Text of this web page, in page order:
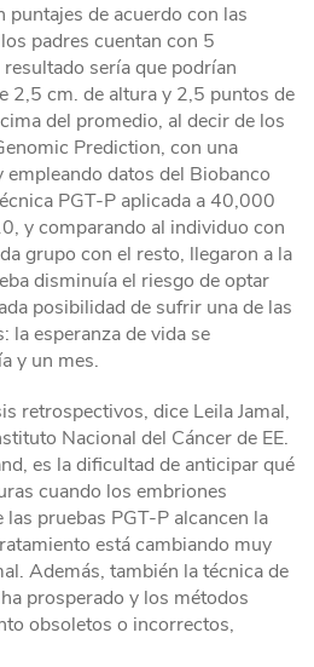
de acuerdo con las
padres cuentan con 5
sería que podrían
2,5 cm. de altura y 2,5 puntos de
del promedio, al decir de los
Prediction, con una
datos del Biobanco
PGT-P aplicada a 40,000
y comparando al individuo con
grupo con el resto, llegaron a la
disminuía el riesgo de optar
posibilidad de sufrir una de las
la esperanza de vida se
y un mes.
retrospectivos, dice Leila Jamal,
Nacional del Cáncer de EE.
es la dificultad de anticipar qué
cuando los embriones
pruebas PGT-P alcancen la
está cambiando muy
Además, también la técnica de
prosperado y los métodos
obsoletos o incorrectos,